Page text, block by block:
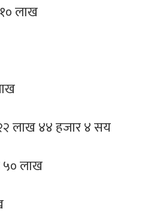
लाख
लाख ४४ हजार ४ सय
५० लाख